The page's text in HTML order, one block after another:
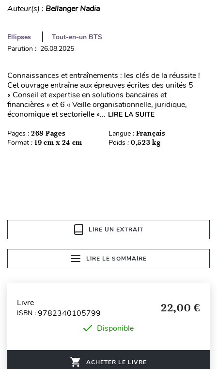
Auteur(s) : Bellanger Nadia
Ellipses
Tout-en-un BTS
Parution : 26.08.2025
Connaissances et entraînements : les clés de la réussite !
Cet ouvrage entraîne aux épreuves écrites des unités 5
« Conseil et expertise en solutions bancaires et
financières » et 6 « Veille organisationnelle, juridique,
économique et sectorielle »... LIRE LA SUITE
Pages : 268 Pages Langue : Français
Format : 19 cm x 24 cm Poids : 0,523 kg
LIRE UN EXTRAIT
LIRE LE SOMMAIRE
Livre
ISBN : 9782340105799 22,00 €
Disponible
ACHETER LE LIVRE